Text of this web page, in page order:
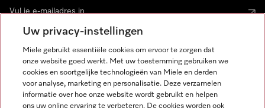
Miele op Instagram
Miele op Facebook
Miele op Youtube
Uw privacy-instellingen
Miele gebruikt essentiële cookies om ervoor te zorgen dat
onze website goed werkt. Met uw toestemming gebruiken we
cookies en soortgelijke technologieën van Miele en derden
voor analyse, marketing en personalisatie. Deze verzamelen
informatie over hoe onze website wordt gebruikt en helpen
ons uw online ervaring te verbeteren. De cookies worden ook